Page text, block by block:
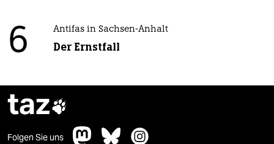
6 Antifas in Sachsen-Anhalt
Der Ernstfall
taz
Folgen Sie uns